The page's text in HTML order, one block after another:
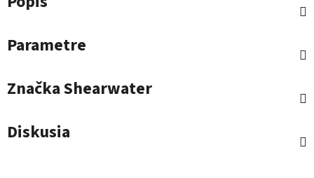
Parametre
ZnačkaShearwater
Diskusia